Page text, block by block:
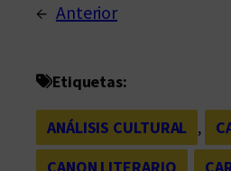
← Anterior
Etiquetas:
ANÁLISIS CULTURAL ,